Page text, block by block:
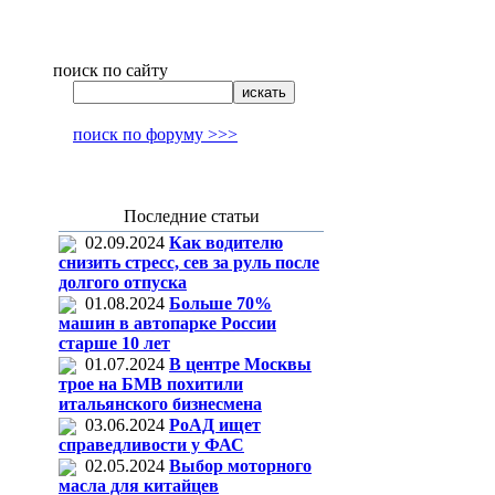
поиск по сайту
поиск по форуму >>>
Последние статьи
02.09.2024 Как водителю
снизить стресс, сев за руль после
долгого отпуска
01.08.2024 Больше 70%
машин в автопарке России
старше 10 лет
01.07.2024 В центре Москвы
трое на БМВ похитили
итальянского бизнесмена
03.06.2024 РоАД ищет
справедливости у ФАС
02.05.2024 Выбор моторного
масла для китайцев